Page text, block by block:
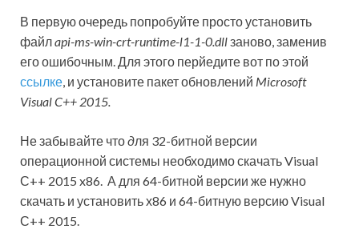
В первую очередь попробуйте просто установить
файлapi-ms-win-crt-runtime-l1-1-0.dllзаново, заменив
его ошибочным. Для этого перйедите вот по этой
ссылке, и установите пакет обновлений Microsoft
Visual C++ 2015.
Не забывайте чтодля 32-битной версии
операционной системы необходимо скачать Visual
С++ 2015 x86. А для 64-битной версии же нужно
скачать и установить х86 и 64-битную версию Visual
С++ 2015.